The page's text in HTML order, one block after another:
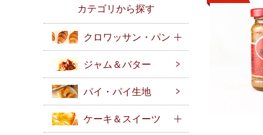
カテゴリから探す
クロワッサン・パン
ジャム＆バター
パイ・パイ生地
ケーキ＆スイーツ